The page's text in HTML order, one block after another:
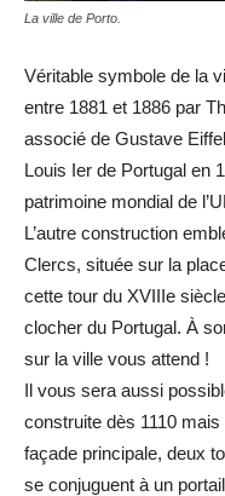
La ville de Porto.
Véritable symbole de la
entre 1881 et 1886 par
associé de Gustave
Louis Ier de Portugal en
patrimoine mondial de
L’autre construction
Clercs, située sur la
cette tour du XVIIIe
clocher du Portugal. À
sur la ville vous attend !
Il vous sera aussi
construite dès 1110
façade principale, deux
se conjuguent à un